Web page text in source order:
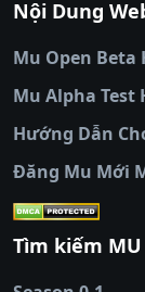
bóng đá trực
cẩm tv
|
luongsontv
tiếp bóng đá
socolive
cakhiatv
|
cái
|qh88
88
|tài xỉu
online
|
cái uy tín
Nội Dung
Mu Open Beta
Mu Alpha Test
Hướng Dẫn
Đăng Mu Mới
Tìm kiếm